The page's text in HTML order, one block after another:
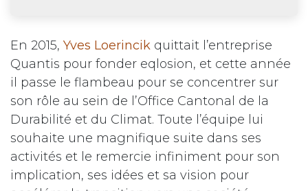
En 2015, Yves Loerincik quittait l’entreprise
Quantis pour fonder eqlosion, et cette année
il passe le flambeau pour se concentrer sur
son rôle au sein de l’Office Cantonal de la
Durabilité et du Climat. Toute l’équipe lui
souhaite une magnifique suite dans ses
activités et le remercie infiniment pour son
implication, ses idées et sa vision pour